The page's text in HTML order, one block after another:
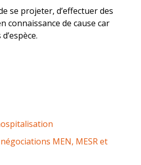
se projeter, d’effectuer des
connaissance de cause car
MEN, MESR et